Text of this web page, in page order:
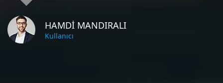
HAMDI MANDIRALI
Kullanıcı